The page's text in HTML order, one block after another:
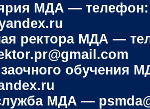
МДА — телефон:
ректора МДА —
обучения
МДА —